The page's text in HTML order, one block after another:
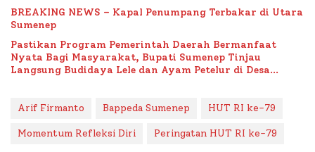
BREAKING NEWS – Kapal Penumpang Terbakar di Utara
Sumenep
Pastikan Program Pemerintah Daerah Bermanfaat
Nyata Bagi Masyarakat, Bupati Sumenep Tinjau
Langsung Budidaya Lele dan Ayam Petelur di Desa
Arif Firmanto Bappeda Sumenep HUT RI ke-79
Momentum Refleksi Diri Peringatan HUT RI ke-79